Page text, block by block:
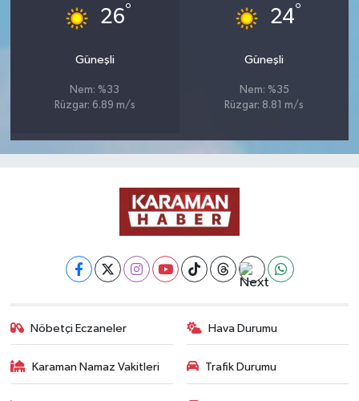
26°
Güneşli
Nem: %33
Rüzgar: 6.89 m/s
24°
Güneşli
Nem: %35
Rüzgar: 8.81 m/s
Nöbetçi Eczaneler Hava Durumu
Karaman Namaz Vakitleri Trafik Durumu